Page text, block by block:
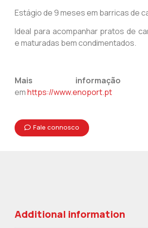
Estágio de 9 meses em barricas de
Ideal para acompanhar pratos de
e maturadas bem condimentados.
Mais informação
emhttps://www.enoport.pt
Fale connosco
Additional information